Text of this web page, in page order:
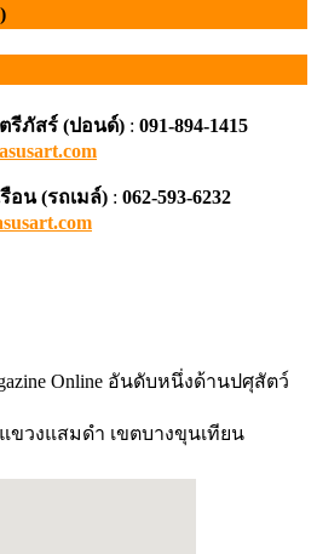
รีภัสร์ (ปอนด์) : 091-894-1415
อน (รถเมล์) : 062-593-6232
Online อันดับหนึ่งด้านปศุสัตว์
ขวงแสมดำ เขตบางขุนเทียน